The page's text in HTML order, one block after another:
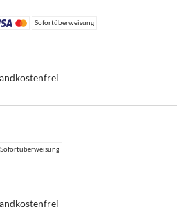
Sofortüberweisung
Sofortüberweisung